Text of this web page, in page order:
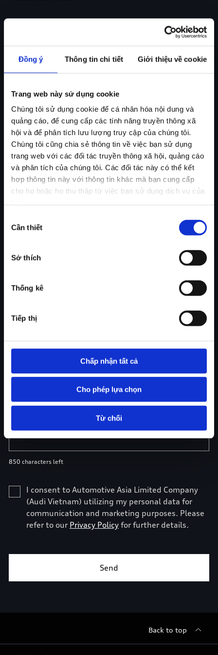
Đồng ý Thông tin chi tiết Giới thiệu về cookie
Trang web này sử dụng cookie
Chúng tôi sử dụng cookie để cá nhân hóa nội dung và
quảng cáo, để cung cấp các tính năng truyền thông xã
hội và để phân tích lưu lượng truy cập của chúng tôi.
Chúng tôi cũng chia sẻ thông tin về việc bạn sử dụng
trang web với các đối tác truyền thông xã hội, quảng cáo
và phân tích của chúng tôi. Các đối tác này có thể kết
hợp thông tin này với thông tin khác mà bạn cung cấp
cho họ hoặc họ thu thập từ việc bạn sử dụng dịch vụ của
chọn
Cần thiết
Sở thích
Thống kê
Tiếp thị
Chấp nhận tất cả
Cho phép lựa chọn
Từ chối
Back to top